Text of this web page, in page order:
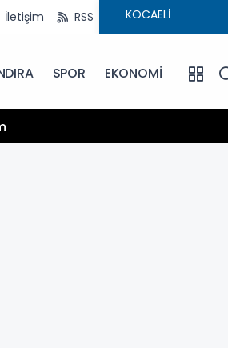
İletişim RSS
SPOR EKONOMİ
Uğurlanıyor